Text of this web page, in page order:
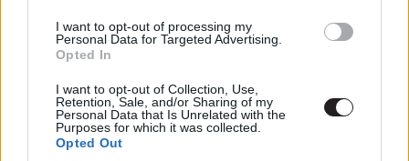
I want to opt-out of processing my
Personal Data for Targeted Advertising.
Opted In
I want to opt-out of Collection, Use,
Retention, Sale, and/or Sharing of my
Personal Data that Is Unrelated with the
Purposes for which it was collected.
Opted Out
szemöldökborzolós film egy középkorú, kínai nőről szól,
aki az egyetlen ember az egész bolygón, aki (most
elpusztító, sötétségnek nevezett fenyegetést… Hagyunk
időt… Bármi is lesz ez a film, már megérte, annyi biztos.